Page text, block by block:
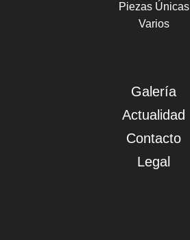
Piezas Únicas
Varios
Galería
Actualidad
Contacto
Legal